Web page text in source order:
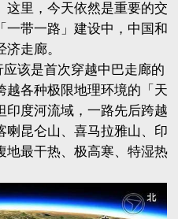
这里，今天依然是重要的交
带一路」建设中，中国和
走廊。
该是首次穿越中巴走廊的
越各种极限地理环境的「天
印度河流域，一路先后跨越
喇昆仑山、喜马拉雅山、印
地最干热、极高寒、特湿热